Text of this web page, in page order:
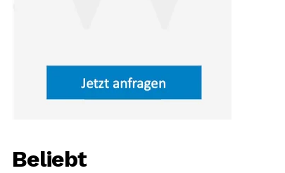
Beliebt